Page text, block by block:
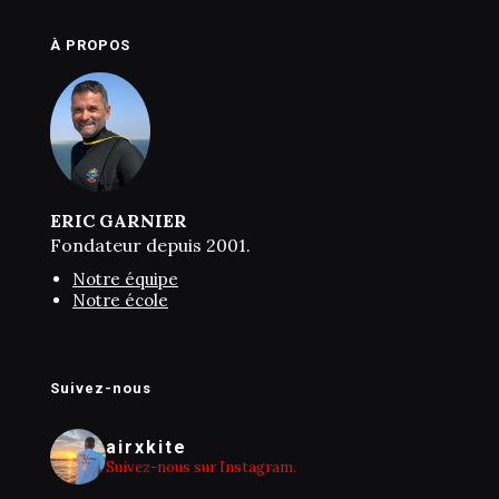
À PROPOS
ERIC GARNIER
Fondateur depuis 2001.
Notre équipe
Notre école
Suivez-nous
airxkite
Suivez-nous sur Instagram.